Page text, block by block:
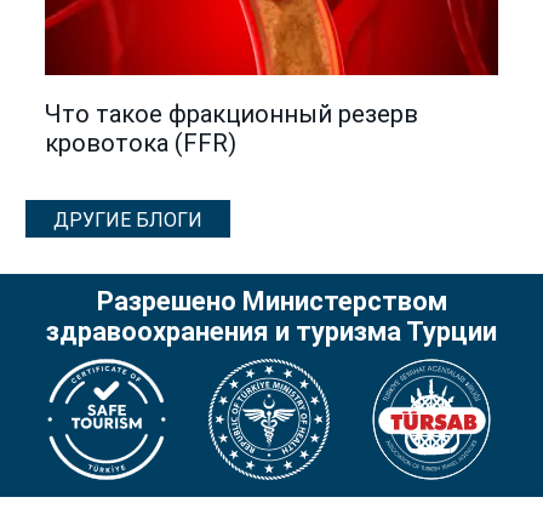
Что такое фракционный резерв
кровотока (FFR)
ДРУГИЕ БЛОГИ
Разрешено Министерством
здравоохранения и туризма Турции